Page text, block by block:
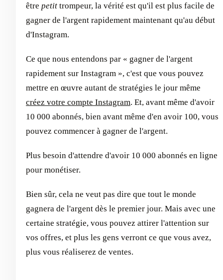
être petit trompeur, la vérité est qu'il est plus facile de
gagner de l'argent rapidement maintenant qu'au début
d'Instagram.
Ce que nous entendons par « gagner de l'argent
rapidement sur Instagram », c'est que vous pouvez
mettre en œuvre autant de stratégies le jour même
créez votre compte Instagram. Et, avant même d'avoir
10 000 abonnés, bien avant même d'en avoir 100, vous
pouvez commencer à gagner de l'argent.
Plus besoin d'attendre d'avoir 10 000 abonnés en ligne
pour monétiser.
Bien sûr, cela ne veut pas dire que tout le monde
gagnera de l'argent dès le premier jour. Mais avec une
certaine stratégie, vous pouvez attirer l'attention sur
vos offres, et plus les gens verront ce que vous avez,
plus vous réaliserez de ventes.